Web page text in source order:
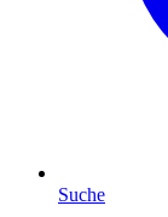
Suche